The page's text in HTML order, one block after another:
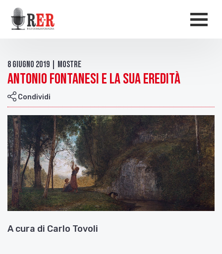
Salta al contenuto principale
8 Giugno 2019 | Mostre
Antonio Fontanesi e la sua eredità
Condividi
A cura di Carlo Tovoli